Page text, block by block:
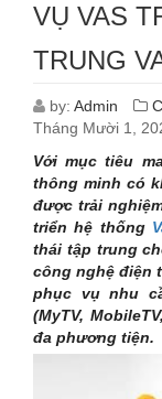
VỤ VAS
TRUNG
by: Admin
Tháng Mười 1,
Với mục tiêu
thông minh có
được trải
triển hệ thống
thái tập trung
công nghệ điện
phục vụ nhu
(MyTV,
đa phương tiện.